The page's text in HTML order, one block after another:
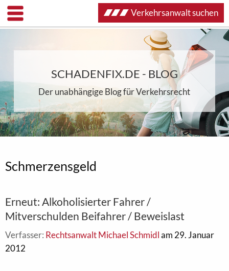
SCHADENFIX.DE - BLOG
Der unabhängige Blog für Verkehrsrecht
Schmerzensgeld
Erneut: Alkoholisierter Fahrer /
Mitverschulden Beifahrer / Beweislast
Verfasser: Rechtsanwalt Michael Schmidlam 29. Januar
2012
Verkehrsanwalt suchen